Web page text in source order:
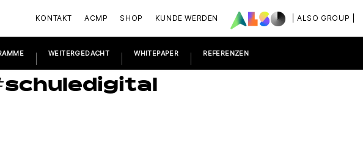
| ALSO GROUP |
KONTAKT ACMP SHOP KUNDE WERDEN
WEITERGEDACHT WHITEPAPER REFERENZEN